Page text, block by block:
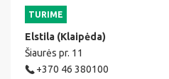
TURIME
Elstila (Klaipėda)
Šiaurės pr. 11
+370 46 380100